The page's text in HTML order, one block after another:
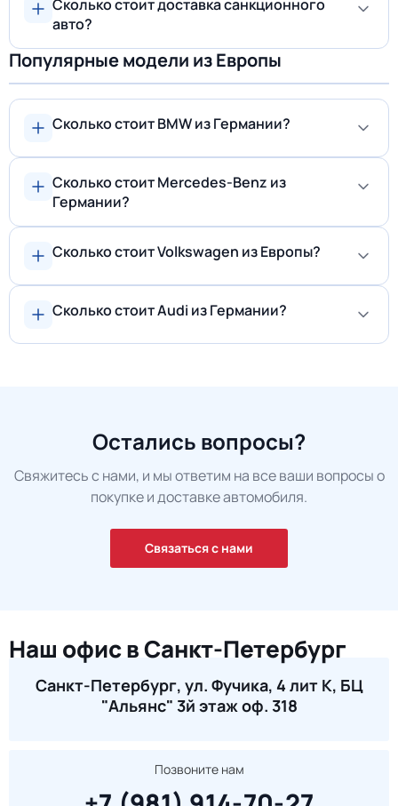
Сколько стоит доставка санкционного
авто?
Популярные модели из Европы
Сколько стоит BMW из Германии?
Сколько стоит Mercedes-Benz из
Германии?
Сколько стоит Volkswagen из Европы?
Сколько стоит Audi из Германии?
Остались вопросы?
Свяжитесь с нами, и мы ответим на все ваши вопросы о
покупке и доставке автомобиля.
Связаться с нами
Наш офис в Санкт-Петербург
Санкт-Петербург, ул. Фучика, 4 лит К, БЦ
"Альянс" 3й этаж оф. 318
Позвоните нам